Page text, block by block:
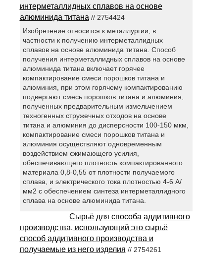
интерметаллидных сплавов на основе
алюминида титана // 2754424
Изобретение относится к металлургии, в
частности к получению интерметаллидных
сплавов на основе алюминида титана. Способ
получения интерметаллидных сплавов на основе
алюминида титана включает горячее
компактирование смеси порошков титана и
алюминия, при этом горячему компактированию
подвергают смесь порошков титана и алюминия,
полученных предварительным измельчением
техногенных стружечных отходов на основе
титана и алюминия до дисперсности 100-150 мкм,
компактирование смеси порошков титана и
алюминия осуществляют одновременным
воздействием сжимающего усилия,
обеспечивающего плотность компактированного
материала 0,8-0,55 от плотности получаемого
сплава, и электрического тока плотностью 4-6 А/
мм2 с обеспечением синтеза интерметаллидного
сплава на основе алюминида титана.
Сырьё для способа аддитивного
производства, использующий это сырьё
способ аддитивного производства и
получаемые из него изделия // 2754261